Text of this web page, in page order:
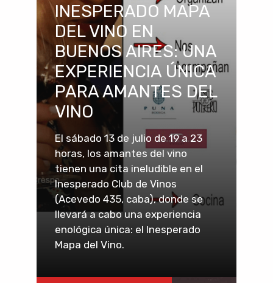
INESPERADO MAPA
DEL VINO EN
BUENOS AIRES: UNA
EXPERIENCIA ÚNICA
PARA AMANTES DEL
VINO
El sábado 13 de julio de 19 a 23
horas, los amantes del vino
tienen una cita ineludible en el
Inesperado Club de Vinos
(Acevedo 435, caba), donde se
llevará a cabo una experiencia
enológica única: el Inesperado
Mapa del Vino.